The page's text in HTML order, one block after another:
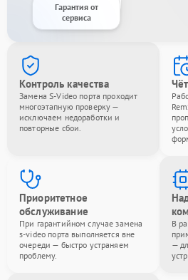
Гарантия от
сервиса
Контроль качества
Замена S-Video порта проходит
многоэтапную проверку —
исключаем недоработки и
повторные сбои.
Приоритетное
обслуживание
При гарантийном случае замена
s-video порта выполняется вне
очереди — быстро устраняем
проблему.
В
—